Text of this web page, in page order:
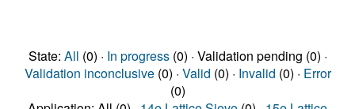
State: All (0) · In progress(0) · Validation pending (0) ·
Validation inconclusive(0) · Valid (0) · Invalid (0) · Error
(0)